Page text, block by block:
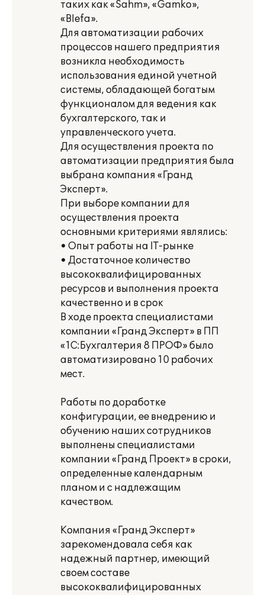
таких как «Sahm», «Gamko»,
«Blefa».
Для автоматизации рабочих
процессов нашего предприятия
возникла необходимость
использования единой учетной
системы, обладающей богатым
функционалом для ведения как
бухгалтерского, так и
управленческого учета.
Для осуществления проекта по
автоматизации предприятия была
выбрана компания «Гранд
Эксперт».
При выборе компании для
осуществления проекта
основными критериями являлись:
• Опыт работы на IТ-рынке
• Достаточное количество
высококвалифицированных
ресурсов и выполнения проекта
качественно и в срок
В ходе проекта специалистами
компании «Гранд Эксперт» в ПП
«1С:Бухгалтерия 8 ПРОФ» было
автоматизировано 10 рабочих
мест.
Работы по доработке
конфигурации, ее внедрению и
обучению наших сотрудников
выполнены специалистами
компании «Гранд Проект» в сроки,
определенные календарным
планом и с надлежащим
качеством.
Компания «Гранд Эксперт»
зарекомендовала себя как
надежный партнер, имеющий
своем составе
высококвалифицированных